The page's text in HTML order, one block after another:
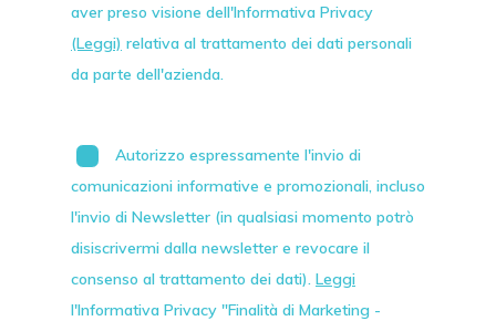
aver preso visione dell'Informativa Privacy
(Leggi) relativa al trattamento dei dati personali
da parte dell'azienda.
Autorizzo espressamente l'invio di
comunicazioni informative e promozionali, incluso
l'invio di Newsletter (in qualsiasi momento potrò
disiscrivermi dalla newsletter e revocare il
consenso al trattamento dei dati). Leggi
l'Informativa Privacy "Finalità di Marketing -